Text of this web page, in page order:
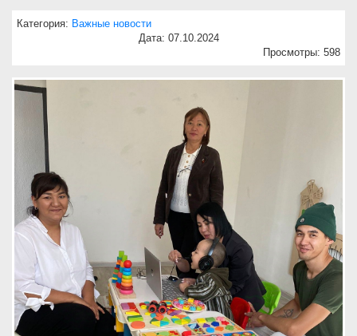
Категория: Важные новости
Дата: 07.10.2024
Просмотры: 598